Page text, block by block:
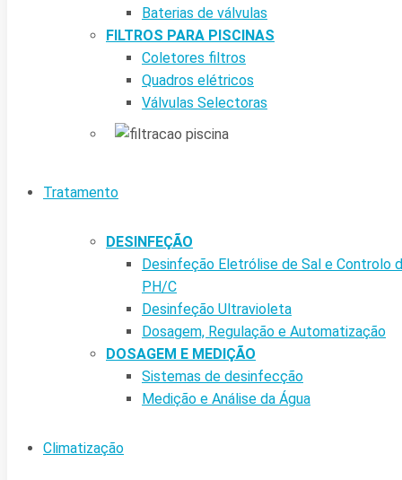
Baterias de válvulas
FILTROS PARA PISCINAS
Coletores filtros
Quadros elétricos
Válvulas Selectoras
Tratamento
DESINFEÇÃO
Desinfeção Eletrólise de Sal e Controlo
PH/C
Desinfeção Ultravioleta
Dosagem, Regulação e Automatização
DOSAGEM E MEDIÇÃO
Sistemas de desinfecção
Medição e Análise da Água
Climatização